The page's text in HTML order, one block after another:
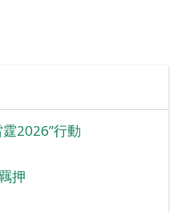
2026”行動
押